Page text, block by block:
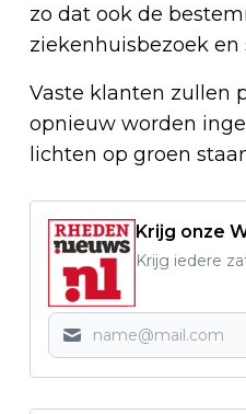
zo dat ook de
ziekenhuisbezoek
Vaste klanten zullen
opnieuw worden
lichten op groen
Krijg onze
Krijg iedere